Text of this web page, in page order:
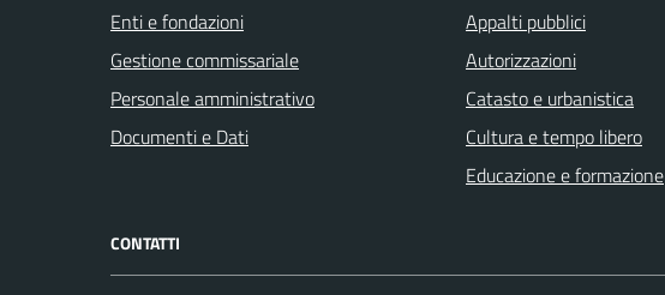
Enti e fondazioni
Gestione commissariale
Personale amministrativo
Documenti e Dati
Appalti pubblici
Autorizzazioni
Catasto e urbanistica
Cultura e tempo libero
Educazione e formazione
CONTATTI